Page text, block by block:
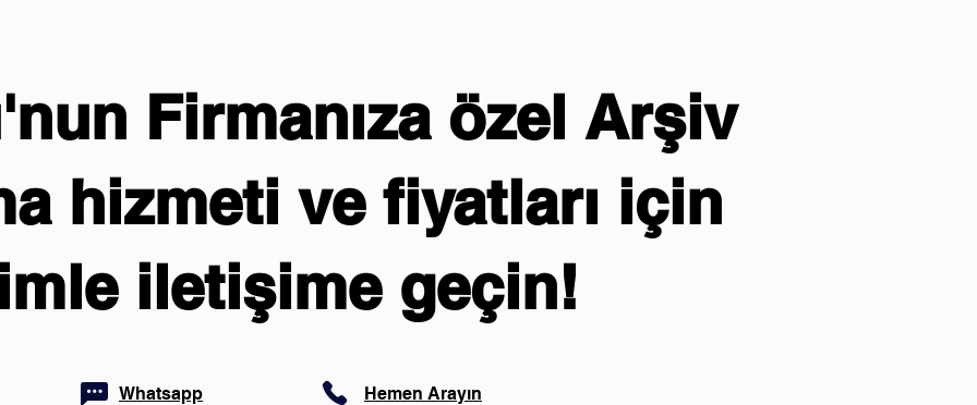
Firmanıza özel Arşiv
hizmeti ve fiyatları için
iletişime geçin!
Hemen Arayın
Whatsapp